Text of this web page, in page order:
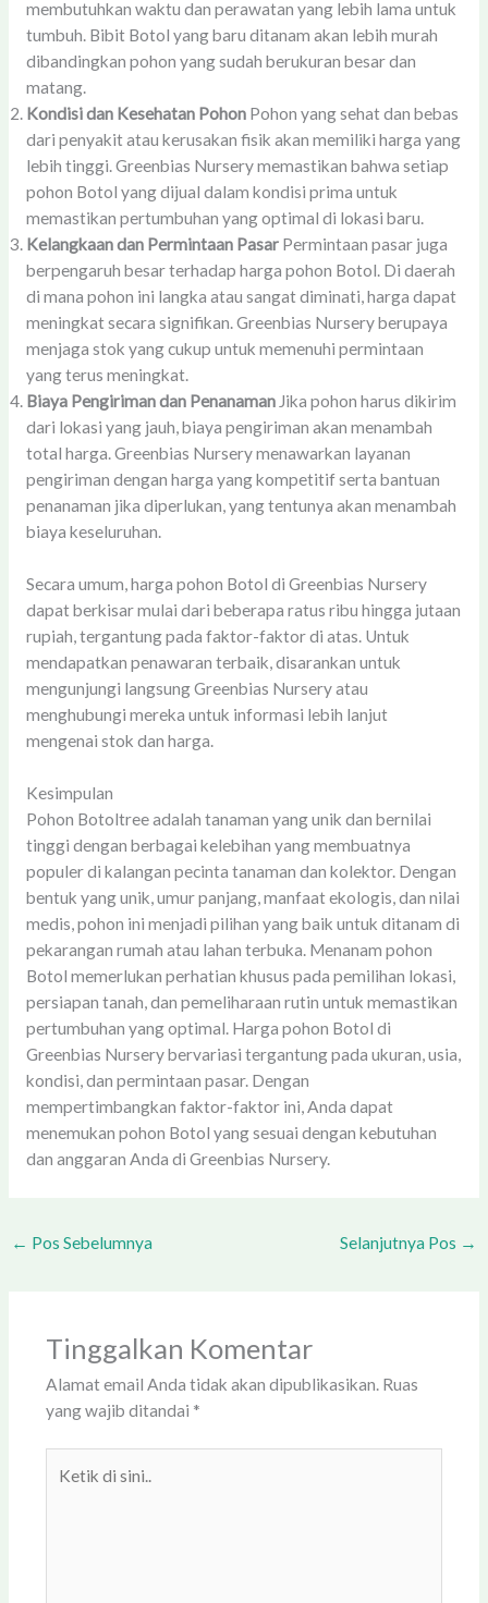
membutuhkan waktu dan perawatan yang lebih lama untuk
tumbuh. Bibit Botol yang baru ditanam akan lebih murah
dibandingkan pohon yang sudah berukuran besar dan
matang.
Kondisi dan Kesehatan PohonPohon yang sehat dan bebas
dari penyakit atau kerusakan fisik akan memiliki harga yang
lebih tinggi. Greenbias Nursery memastikan bahwa setiap
pohon Botol yang dijual dalam kondisi prima untuk
memastikan pertumbuhan yang optimal di lokasi baru.
Kelangkaan dan Permintaan PasarPermintaan pasar juga
berpengaruh besar terhadap harga pohon Botol. Di daerah
di mana pohon ini langka atau sangat diminati, harga dapat
meningkat secara signifikan. Greenbias Nursery berupaya
menjaga stok yang cukup untuk memenuhi permintaan
yang terus meningkat.
Biaya Pengiriman dan PenanamanJika pohon harus dikirim
dari lokasi yang jauh, biaya pengiriman akan menambah
total harga. Greenbias Nursery menawarkan layanan
pengiriman dengan harga yang kompetitif serta bantuan
penanaman jika diperlukan, yang tentunya akan menambah
biaya keseluruhan.
Secara umum, harga pohon Botol di Greenbias Nursery
dapat berkisar mulai dari beberapa ratus ribu hingga jutaan
rupiah, tergantung pada faktor-faktor di atas. Untuk
mendapatkan penawaran terbaik, disarankan untuk
mengunjungi langsung Greenbias Nursery atau
menghubungi mereka untuk informasi lebih lanjut
mengenai stok dan harga.
Kesimpulan
Pohon Botoltree adalah tanaman yang unik dan bernilai
tinggi dengan berbagai kelebihan yang membuatnya
populer di kalangan pecinta tanaman dan kolektor. Dengan
bentuk yang unik, umur panjang, manfaat ekologis, dan nilai
medis, pohon ini menjadi pilihan yang baik untuk ditanam di
pekarangan rumah atau lahan terbuka. Menanam pohon
Botol memerlukan perhatian khusus pada pemilihan lokasi,
persiapan tanah, dan pemeliharaan rutin untuk memastikan
pertumbuhan yang optimal. Harga pohon Botol di
Greenbias Nursery bervariasi tergantung pada ukuran, usia,
kondisi, dan permintaan pasar. Dengan
mempertimbangkan faktor-faktor ini, Anda dapat
menemukan pohon Botol yang sesuai dengan kebutuhan
dan anggaran Anda di Greenbias Nursery.
← Pos Sebelumnya Selanjutnya Pos →
Tinggalkan Komentar
Alamat email Anda tidak akan dipublikasikan. Ruas
yang wajib ditandai *